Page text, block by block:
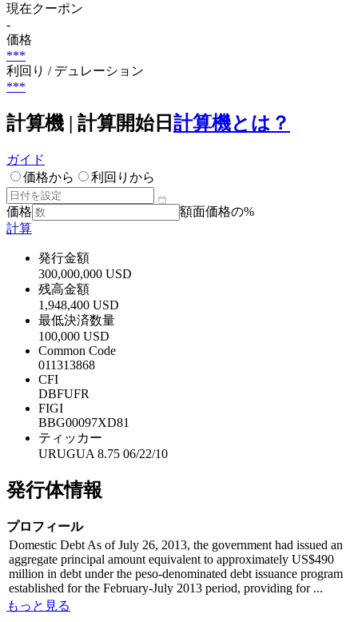
現在クーポン
-
価格
***
利回り / デュレーション
***
計算機 | 計算開始日 計算機とは？
ガイド
価格から
利回りから
価格
額面価格の%
計算
発行金額
300,000,000 USD
残高金額
1,948,400 USD
最低決済数量
100,000 USD
Common Code
011313868
CFI
DBFUFR
FIGI
BBG00097XD81
ティッカー
URUGUA 8.75 06/22/10
発行体情報
プロフィール
Domestic Debt As of July 26, 2013, the government had issued an
aggregate principal amount equivalent to approximately US$490
million in debt under the peso-denominated debt issuance program
established for the February-July 2013 period, providing for ...
もっと見る